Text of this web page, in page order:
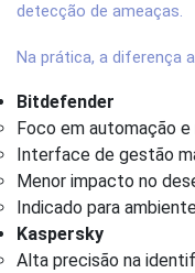
detecção de ameaças.
Na prática, a diferença
Bitdefender
Foco em automação
Interface de gestão
Menor impacto no
Indicado para
Kaspersky
Alta precisão na